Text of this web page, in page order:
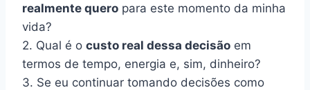
realmente quero para este momento da minha
vida?
2. Qual é o custo real dessa decisão em
termos de tempo, energia e, sim, dinheiro?
3. Se eu continuar tomando decisões como